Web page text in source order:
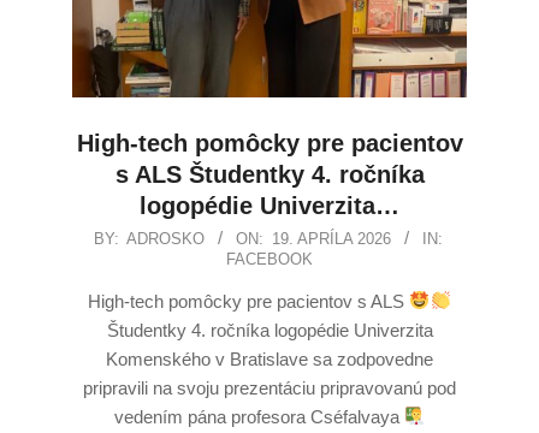
High-tech pomôcky pre pacientov
s ALS Študentky 4. ročníka
logopédie Univerzita…
BY: ADROSKO ON: 19. APRÍLA 2026
IN:
FACEBOOK
High-tech pomôcky pre pacientov s ALS
Študentky 4. ročníka logopédie Univerzita
Komenského v Bratislave sa zodpovedne
pripravili na svoju prezentáciu pripravovanú pod
vedením pána profesora Cséfalvaya